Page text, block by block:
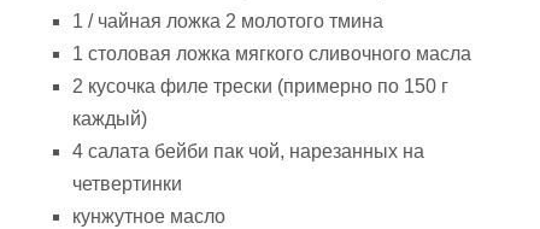
1 / чайная ложка 2 молотого тмина
1 столовая ложка мягкого сливочного масла
2 кусочка филе трески (примерно по 150 г
каждый)
4 салата бейби пак чой, нарезанных на
четвертинки
кунжутное масло